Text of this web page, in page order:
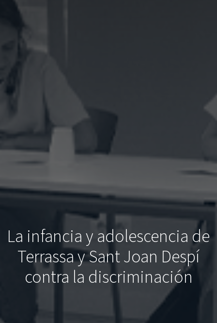
La infancia y adolescencia de
Terrassa y Sant Joan Despí
contra la discriminación